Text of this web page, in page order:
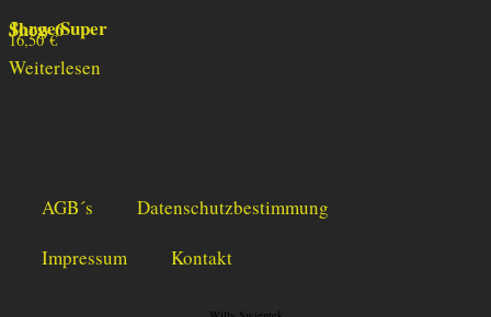
Jorge Super Show 6
16,50€
Weiterlesen
AGB´s
Datenschutzbestimmung
Impressum
Kontakt